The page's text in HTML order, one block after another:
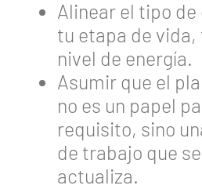
Alinear el tipo
tu etapa de
nivel de energía.
Asumir que el
no es un papel
requisito, sino
de trabajo que
actualiza.